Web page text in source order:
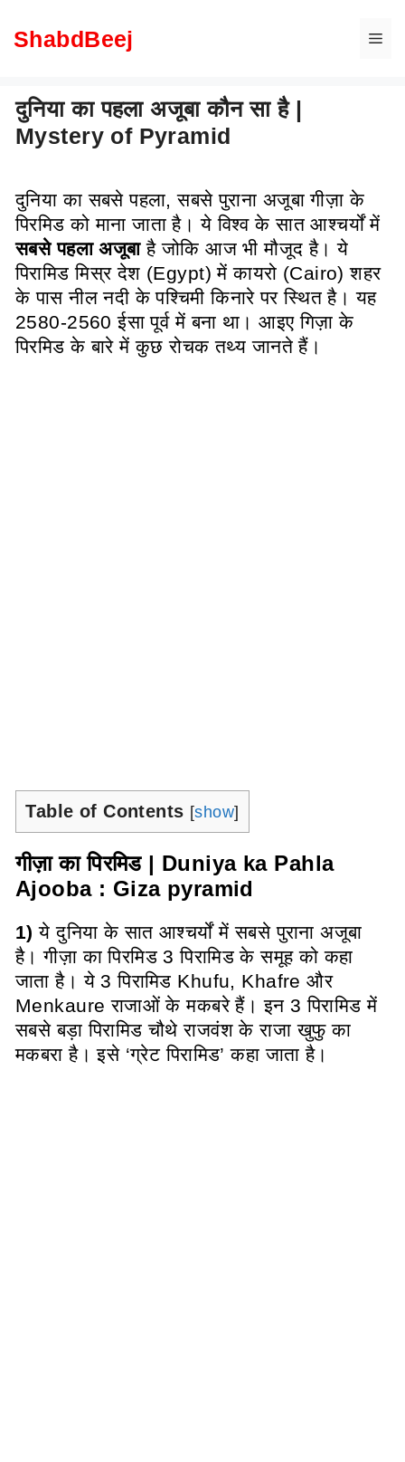
toShabdBeej
दुनिया का पहला अजूबा कौन सा है |
Mystery of Pyramid
दुनिया का सबसे पहला, सबसे पुराना अजूबा गीज़ा के
पिरमिड को माना जाता है। ये विश्व के सात आश्चर्यों में
सबसे पहला अजूबाहै जोकि आज भी मौजूद है। ये
पिरामिड मिस्र देश (Egypt) में कायरो (Cairo) शहर
के पास नील नदी के पश्चिमी किनारे पर स्थित है। यह
2580-2560 ईसा पूर्व में बना था। आइए गिज़ा के
पिरमिड के बारे में कुछ रोचक तथ्य जानते हैं।
Table of Contents [show]
गीज़ा का पिरमिड | Duniya ka Pahla
Ajooba : Giza pyramid
1) ये दुनिया के सात आश्चर्यों में सबसे पुराना अजूबा
है। गीज़ा का पिरमिड 3 पिरामिड के समूह को कहा
जाता है। ये 3 पिरामिड Khufu, Khafre और
Menkaure राजाओं के मकबरे हैं। इन 3 पिरामिड में
सबसे बड़ा पिरामिड चौथे राजवंश के राजा खुफु का
मकबरा है। इसे ‘ग्रेट पिरामिड’ कहा जाता है।